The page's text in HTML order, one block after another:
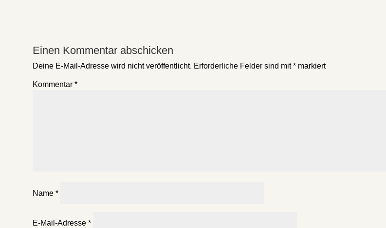
Einen Kommentar abschicken
Deine E-Mail-Adresse wird nicht veröffentlicht. Erforderliche Felder sind mit* markiert
Kommentar*
Name*
E-Mail-Adresse*